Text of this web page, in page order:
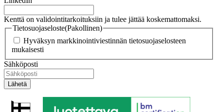
Kenttä on validointitarkoituksiin ja tulee jättää koskemattomaksi.
Tietosuojaseloste(Pakollinen)
Hyväksyn markkinointiviestinnän tietosuojaselosteen
mukaisesti
Sähköposti